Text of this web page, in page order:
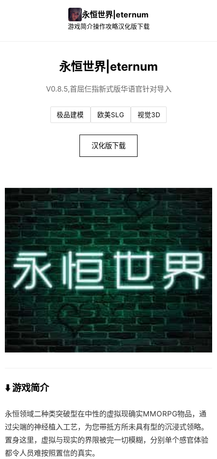
永恒世界|eternum
游戏简介操作攻略汉化版下载
永恒世界|eternum
V0.8.5,首屈仨指新式版华语官针对导入
极品建模 欧美SLG 视觉3D
汉化版下载
⬇️ 游戏简介
永恒领域二种类突破型在中性的虚拟现确实MMORPG物品，通
过尖端的神经植入工艺，为您带抵方所未具有型的沉浸式领略。
置身这里，虚拟与现实的界限被完一切模糊，分别单个感官体验
都令人员难按照置信的真实。